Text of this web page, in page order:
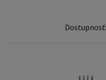
Dostupnosť: